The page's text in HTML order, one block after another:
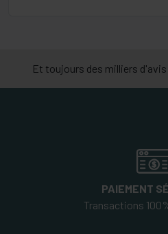
Et toujours des milliers
PAIEMENT
Transactions